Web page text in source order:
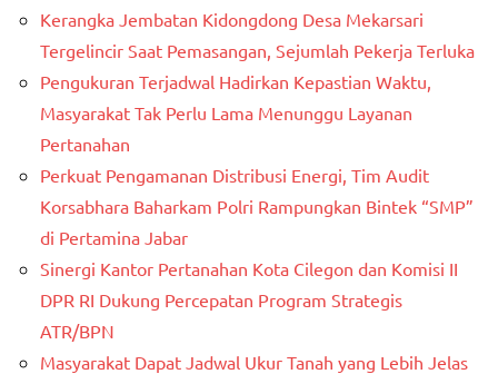
Kerangka Jembatan Kidongdong Desa Mekarsari
Tergelincir Saat Pemasangan, Sejumlah Pekerja Terluka
Pengukuran Terjadwal Hadirkan Kepastian Waktu,
Masyarakat Tak Perlu Lama Menunggu Layanan
Pertanahan
Perkuat Pengamanan Distribusi Energi, Tim Audit
Korsabhara Baharkam Polri Rampungkan Bintek “SMP”
di Pertamina Jabar
Sinergi Kantor Pertanahan Kota Cilegon dan Komisi II
DPR RI Dukung Percepatan Program Strategis
ATR/BPN
Masyarakat Dapat Jadwal Ukur Tanah yang Lebih Jelas